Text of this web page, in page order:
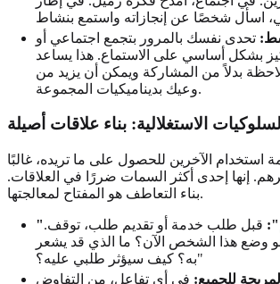
تحدى نفسك بالمرور بتجمع اجتماعي أو
بشكل أساسي على الاستماع. هذا يساعد
بدلاً من المشاركة ويمكن أن يزيد من
وعيك بديناميكيات المجموعة.
الاستغلالية: بناء علاقات أصيلة
استخدام الآخرين للحصول على ما تريده، غالبًا
إنها إحدى أكثر السمات ضررًا في العلاقات.
بناء التعاطف هو المفتاح لمعالجتها.
قبل طلب خدمة أو تقديم طلب، توقف.
وضع هذا الشخص الآن؟ ما الذي قد يشعر
به؟ كيف سيؤثر طلبي عليه؟"
للجميع: في أي تفاعل، من التفاوض